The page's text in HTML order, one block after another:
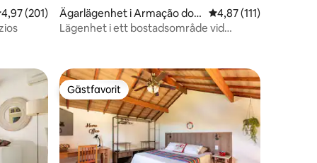
av 5 i genomsnittligt betyg, 201 omdömen
4,97 (201)
Ägarlägenhet i Armação dos
Búzios
4,87 av 5 i
4,87 (111)
Lägenhet i ett bostadsområde vid
Gästfavorit
Gästfavorit